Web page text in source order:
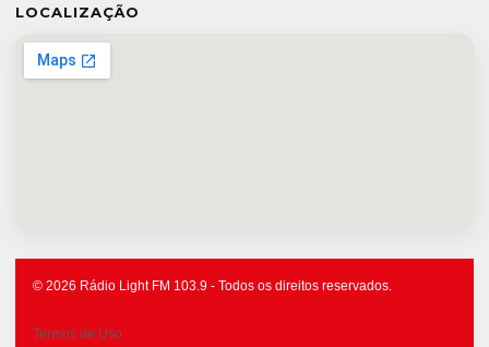
LOCALIZAÇÃO
© 2026 Rádio Light FM 103.9 - Todos os direitos reservados.
Termos de Uso